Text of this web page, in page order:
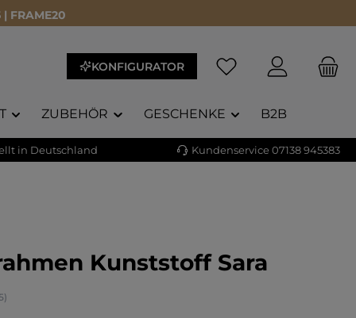
| FRAME20
KONFIGURATOR
ZUBEHÖR GESCHENKE B2B
in Deutschland Kundenservice 07138 945383
Kunststoff Sara
Bewertung von 4.71 von 5 Sternen